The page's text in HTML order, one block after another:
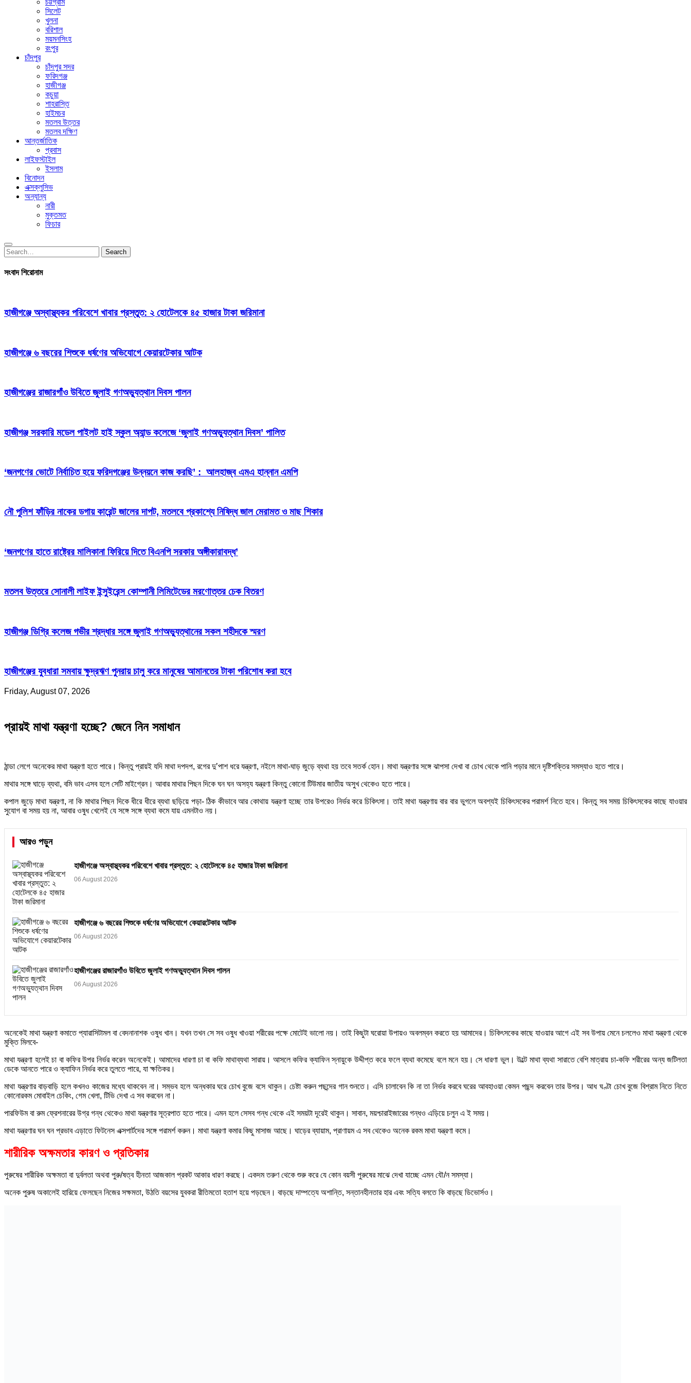
চট্টগ্রাম
সিলেট
খুলনা
বরিশাল
ময়মনসিংহ
রংপুর
চাঁদপুর
চাঁদপুর সদর
ফরিদগঞ্জ
হাজীগঞ্জ
কচুয়া
শাহরাস্তি
হাইমচর
মতলব উত্তর
মতলব দক্ষিণ
আন্তর্জাতিক
প্রবাস
লাইফস্টাইল
ইসলাম
বিনোদন
এক্সক্লুসিভ
অন্যান্য
নারী
মুক্তমত
ফিচার
Search
for:
Search
সংবাদ শিরোনাম
হাজীগঞ্জে অস্বাস্থ্যকর পরিবেশে খাবার প্রস্তুত: ২ হোটেলকে ৪৫ হাজার টাকা জরিমানা
হাজীগঞ্জে ৬ বছরের শিশুকে ধর্ষণের অভিযোগে কেয়ারটেকার আটক
হাজীগঞ্জের রাজারগাঁও উবিতে জুলাই গণঅভ্যুত্থান দিবস পালন
হাজীগঞ্জ সরকারি মডেল পাইলট হাই স্কুল অ্যান্ড কলেজে ‘জুলাই গণঅভ্যুত্থান দিবস’ পালিত
‘জনগণের ভোটে নির্বাচিত হয়ে ফরিদগঞ্জের উন্নয়নে কাজ করছি’ : আলহাজ্ব এমএ হান্নান এমপি
নৌ পুলিশ ফাঁড়ির নাকের ডগায় কারেন্ট জালের দাপট, মতলবে প্রকাশ্যে নিষিদ্ধ জাল মেরামত ও মাছ শিকার
‘জনগণের হাতে রাষ্ট্রের মালিকানা ফিরিয়ে দিতে বিএনপি সরকার অঙ্গীকারাবদ্ধ’
মতলব উত্তরে সোনালী লাইফ ইন্সুইরেন্স কোম্পানী লিমিটেডের মরণোত্তর চেক বিতরণ
হাজীগঞ্জ ডিগ্রি কলেজ গভীর শ্রদ্ধার সঙ্গে জুলাই গণঅভ্যুত্থানের সকল শহীদকে স্মরণ
হাজীগঞ্জের যুবধারা সমবায় ক্ষুদ্রঋণ পুনরায় চালু করে মানুষের আমানতের টাকা পরিশোধ করা হবে
Friday, August 07, 2026
প্রায়ই মাথা যন্ত্রণা হচ্ছে? জেনে নিন সমাধান
ঠান্ডা লেগে অনেকের মাথা যন্ত্রণা হতে পারে। কিন্তু প্রায়ই যদি মাথা দপদপ, রগের দু’পাশ ধরে যন্ত্রণা, নইলে মাথা-ঘাড় জুড়ে ব্যথা হয় তবে সতর্ক হোন। মাথা যন্ত্রণার সঙ্গে ঝাপসা দেখা বা চোখ থেকে পানি পড়ার মানে দৃষ্টিশক্তির সমস্যাও হতে পারে।
মাথার সঙ্গে ঘাড়ে ব্যথা, বমি ভাব এসব হলে সেটি মাইগ্রেন। আবার মাথার পিছন দিকে ঘন ঘন অসহ্য যন্ত্রণা কিন্তু কোনো টিউমার জাতীয় অসুখ থেকেও হতে পারে।
কপাল জুড়ে মাথা যন্ত্রণা, না কি মাথার পিছন দিকে ধীরে ধীরে ব্যথা ছড়িয়ে পড়া- ঠিক কীভাবে আর কোথায় যন্ত্রণা হচ্ছে তার উপরেও নির্ভর করে চিকিৎসা। তাই মাথা যন্ত্রণায় বার বার ভুগলে অবশ্যই চিকিৎসকের পরামর্শ নিতে হবে। কিন্তু সব সময় চিকিৎসকের কাছে যাওয়ার
সুযোগ বা সময় হয় না, আবার ওষুধ খেলেই যে সঙ্গে সঙ্গে ব্যথা কমে যায় এমনটাও নয়।
আরও পড়ুন
হাজীগঞ্জে অস্বাস্থ্যকর পরিবেশে খাবার প্রস্তুত: ২ হোটেলকে ৪৫ হাজার টাকা জরিমানা
06 August 2026
হাজীগঞ্জে ৬ বছরের শিশুকে ধর্ষণের অভিযোগে কেয়ারটেকার আটক
06 August 2026
হাজীগঞ্জের রাজারগাঁও উবিতে জুলাই গণঅভ্যুত্থান দিবস পালন
06 August 2026
অনেকেই মাথা যন্ত্রণা কমাতে প্যারাসিটামল বা বেদনানাশক ওষুধ খান। যখন তখন সে সব ওষুধ খাওয়া শরীরের পক্ষে মোটেই ভালো নয়। তাই কিছুটা ঘরোয়া উপায়ও অবলম্বন করতে হয় আমাদের। চিকিৎসকের কাছে যাওয়ার আগে এই সব উপায় মেনে চললেও মাথা যন্ত্রণা থেকে
মুক্তি মিলবে-
মাথা যন্ত্রণা হলেই চা বা কফির উপর নির্ভর করেন অনেকেই। আমাদের ধারণা চা বা কফি মাথাব্যথা সারায়। আসলে কফির ক্যাফিন স্নায়ুকে উদ্দীপ্ত করে ফলে ব্যথা কমেছে বলে মনে হয়। সে ধারণা ভুল। উল্টে মাথা ব্যথা সারাতে বেশি মাত্রায় চা-কফি শরীরের অন্য জটিলতা
ডেকে আনতে পারে ও ক্যাফিন নির্ভর করে তুলতে পারে, যা ক্ষতিকর।
মাথা যন্ত্রণার বাড়বাড়ি হলে কখনও কাজের মধ্যে থাকবেন না। সম্ভব হলে অন্ধকার ঘরে চোখ বুজে বসে থাকুন। চেষ্টা করুন পছন্দের গান শুনতে। এসি চালাবেন কি না তা নির্ভর করবে ঘরের আবহাওয়া কেমন পছন্দ করবেন তার উপর। আধ ঘণ্টা চোখ বুজে বিশ্রাম নিতে নিতে
কোনোরকম মোবাইল চেকিং, গেম খেলা, টিভি দেখা এ সব করবেন না।
পারফিউম বা রুম ফ্রেশনারের উগ্র গন্ধ থেকেও মাথা যন্ত্রণার সূত্রপাত হতে পারে। এমন হলে সেসব গন্ধ থেকে এই সময়টা দূরেই থাকুন। সাবান, ময়শ্চারাইজারের গন্ধও এড়িয়ে চলুন এ ই সময়।
মাথা যন্ত্রণার ঘন ঘন প্রভাব এড়াতে ফিটনেস এক্সপার্টদের সঙ্গে পরামর্শ করুন। মাথা যন্ত্রণা কমার কিছু মাসাজ আছে। ঘাড়ের ব্যায়াম, প্রাণায়ম এ সব থেকেও অনেক রকম মাথা যন্ত্রণা কমে।
শারীরিক অক্ষমতার কারণ ও প্রতিকার
পুরুষের শারীরিক অক্ষমতা বা দুর্বলতা অথবা পুরু/ষত্ব হীনতা আজকাল প্রকট আকার ধারণ করছে। একদম তরুণ থেকে শুরু করে যে কোন বয়সী পুরুষের মাঝে দেখা যাচ্ছে এমন যৌ/ন সমস্যা।
অনেক পুরুষ অকালেই হারিয়ে ফেলছেন নিজের সক্ষমতা, উঠতি বয়সের যুবকরা রীতিমতো হতাশ হয়ে পড়ছেন। বাড়ছে দাম্পত্যে অশান্তি, সন্তানহীনতার হার এবং সত্যি বলতে কি বাড়ছে ডিভোর্সও।